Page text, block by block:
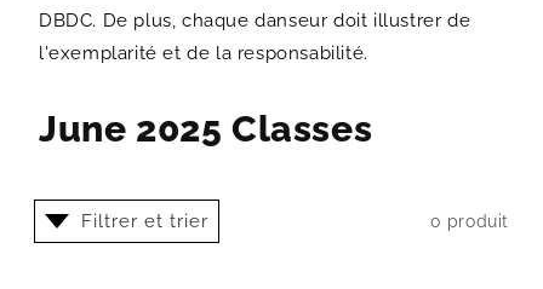
DBDC. De plus, chaque danseur doit illustrer de
l'exemplarité et de la responsabilité.
June 2025 Classes
Filtrer et trier 0 produit